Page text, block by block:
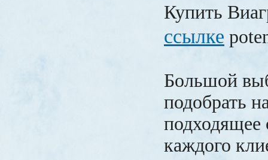
Купить
ссылке
Большой
подобрать
подходящее
каждого